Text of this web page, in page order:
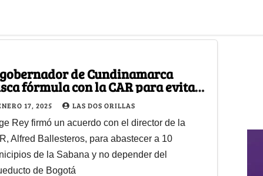
de Cundinamarca
fórmula con la CAR para evitar
en la Sabana
17, 2025 LAS DOS ORILLAS
Rey firmó un acuerdo con el director de la
Alfred Ballesteros, para abastecer a 10
de la Sabana y no depender del
de Bogotá